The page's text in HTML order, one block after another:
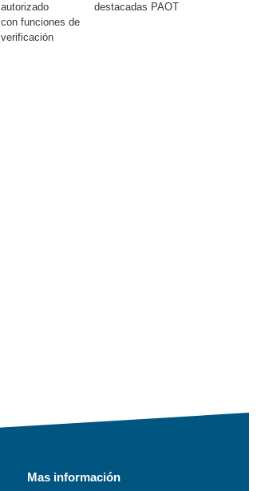
autorizado
con funciones de
verificación
destacadas PAOT
Mas información